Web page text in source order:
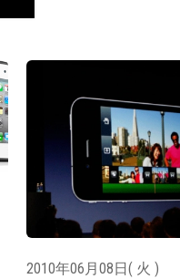
2010年06月08日( 火 )